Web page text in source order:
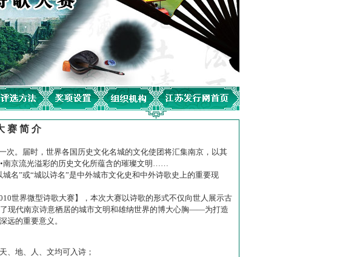
赛 简 介
。届时，世界各国历史文化名城的文化使团将汇集南京，以其
南京流光溢彩的历史文化所蕴含的璀璨文明……
名”或“城以诗名”是中外城市文化史和中外诗歌史上的重要现
世界微型诗歌大赛】，本次大赛以诗歌的形式不仅向世人展示古
现代南京诗意栖居的城市文明和雄纳世界的博大心胸——为打造
远的重要意义。
地、人、文均可入诗；